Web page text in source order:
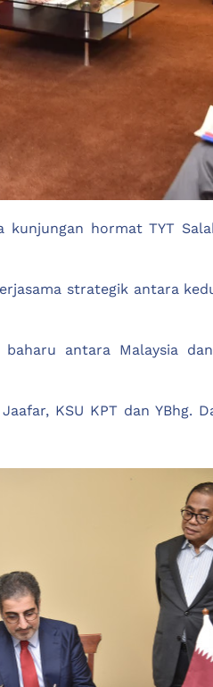
hormat TYT
strategik antara
antara Malaysia
KSU KPT dan YBhg.